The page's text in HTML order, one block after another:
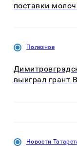
поставки
Полезное
выиграл грант
Новости